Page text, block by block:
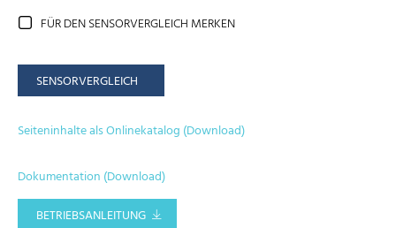
FÜR DEN SENSORVERGLEICH MERKEN
SENSORVERGLEICH
Seiteninhalte als Onlinekatalog (Download)
Dokumentation (Download)
BETRIEBSANLEITUNG